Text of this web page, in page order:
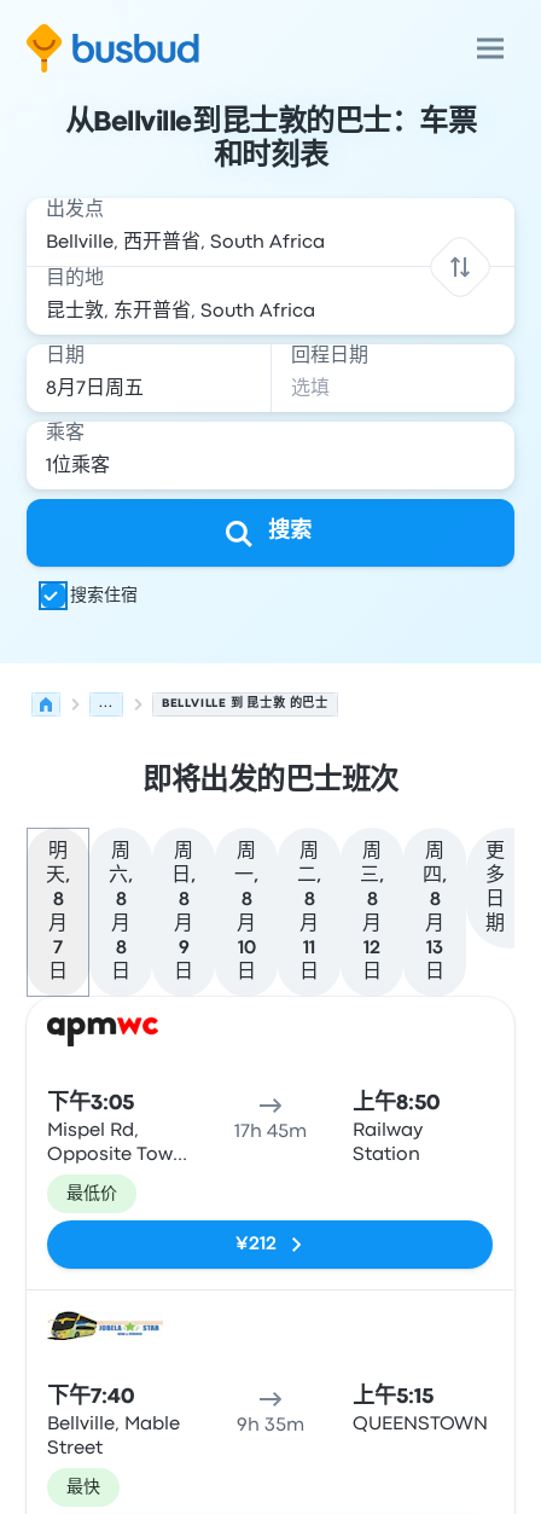
从Bellville到昆士敦的巴士：车票
和时刻表
出发点
目的地
日期 回程日期
乘客
搜索
搜索住宿
... BELLVILLE 到 昆士敦 的巴士
即将出发的巴士班次
明
天,
8
月
7
日
周
六,
8
月
8
日
周
日,
8
月
9
日
周
一,
8
月
10
日
周
二,
8
月
11
日
周
三,
8
月
12
日
周
四,
8
月
13
日
更
多
日
期
下午3:05
Mispel Rd,
Opposite Town
Lodge
17h 45m
上午8:50
Railway
Station
最低价
¥212
下午7:40
Bellville, Mable
Street
9h 35m
上午5:15
QUEENSTOWN
最快